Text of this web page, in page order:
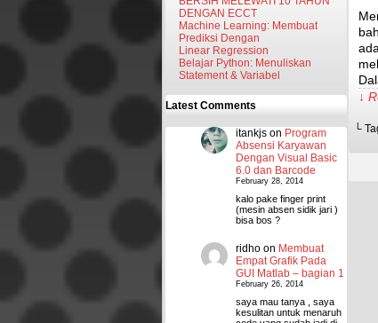
DENGAN ECCT
Machine Learning: Membuat
Prediksi Dengan
Linear Regression
Belajar Python: Menuliskan
Statement & Variabel
Latest Comments
itankjs on Program
Absensi Karyawan
Dengan Visual Basic
6.0 dan Barcode
February 28, 2014
kalo pake finger print
(mesin absen sidik jari )
bisa bos ?
ridho on Membuat
Empat Grafik Pada
GUI Matlab – bagian 1
February 26, 2014
saya mau tanya , saya
kesulitan untuk menaruh
↓
└